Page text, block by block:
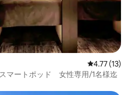
レビュー13
4.77 (13)
マートポッド 女性専用/1名様迄